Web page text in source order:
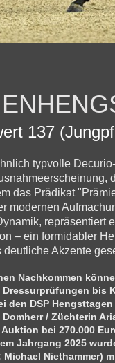
137
typvolle
das Prädikat
modernen
repräsentiert
– ein formidabler
deutliche Akzente
Nachkommen
bis
den DSP
/ Züchterin
bei 270.000
Jahrgang 2025
Niethammer)